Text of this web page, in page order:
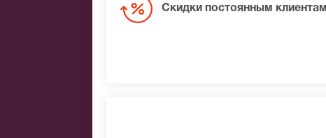
Скидки постоянным клиентам